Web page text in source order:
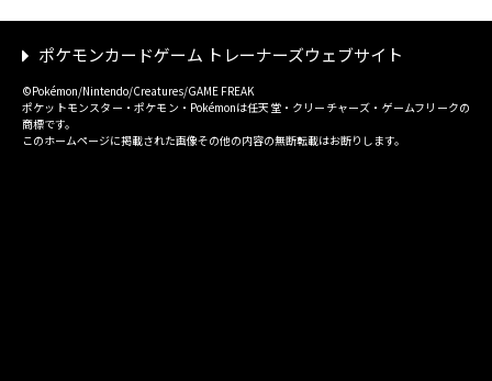
ポケモンカードゲーム トレーナーズウェブサイト
©Pokémon/Nintendo/Creatures/GAME FREAK
ポケットモンスター・ポケモン・Pokémonは任天堂・クリーチャーズ・ゲームフリークの
商標です。
このホームページに掲載された画像その他の内容の無断転載はお断りします。